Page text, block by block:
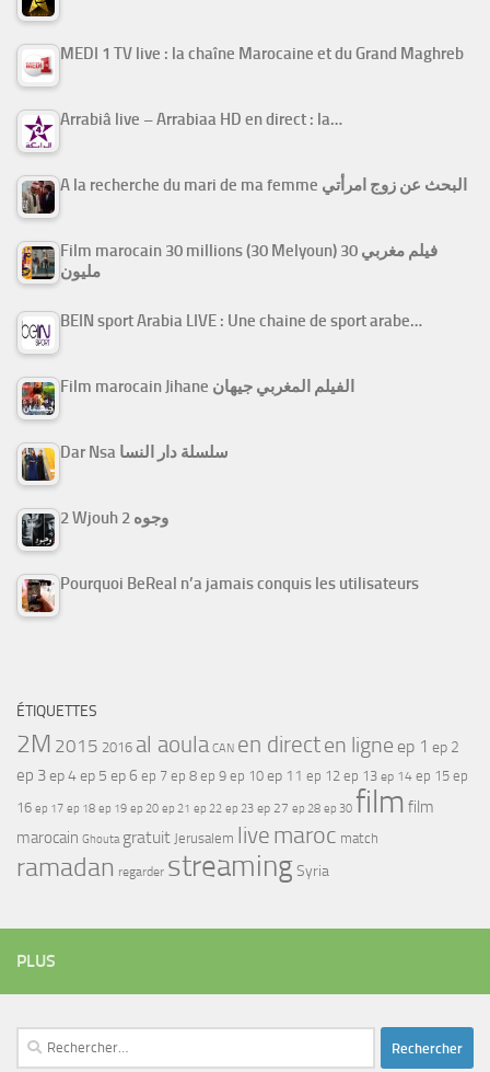
MEDI 1 TV live : la chaîne Marocaine et du Grand Maghreb
Arrabiâ live – Arrabiaa HD en direct : la…
A la recherche du mari de ma femme البحث عن زوج امرأتي
Film marocain 30 millions (30 Melyoun) فيلم مغربي 30
مليون
BEIN sport Arabia LIVE : Une chaine de sport arabe…
Film marocain Jihane الفيلم المغربي جيهان
Dar Nsa سلسلة دار النسا
2 Wjouh 2 وجوه
Pourquoi BeReal n’a jamais conquis les utilisateurs
ÉTIQUETTES
2M 2015 2016 al aoula CAN en directen ligne ep 1 ep 2
ep 3ep 4ep 5 ep 6 ep 7 ep 8 ep 9 ep 10 ep 11 ep 12 ep 13 ep 14 ep 15 ep
16 ep 17 ep 18 ep 19 ep 20 ep 21 ep 22 ep 23 ep 27 ep 28 ep 30 film film
marocain Ghouta gratuit Jerusalem live maroc match
ramadan regarder streamingSyria
PLUS
Rechercher :